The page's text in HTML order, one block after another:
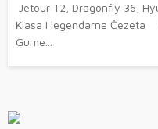
Jetour T2, Dragonfly 36,
Klasa i legendarna Čezeta
Gume...